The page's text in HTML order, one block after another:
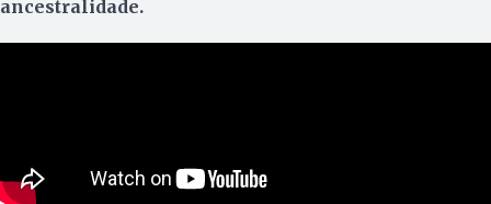
ancestralidade.